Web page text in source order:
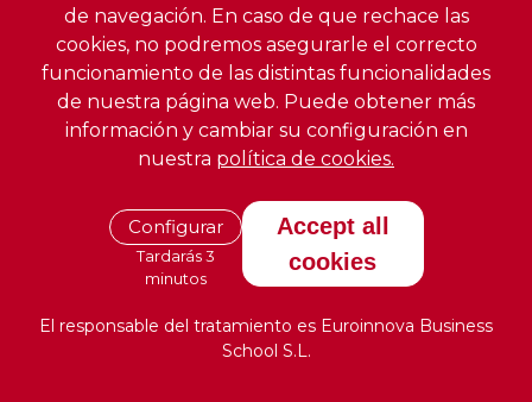
de navegación. En caso de que rechace las
cookies, no podremos asegurarle el correcto
funcionamiento de las distintas funcionalidades
de nuestra página web. Puede obtener más
información y cambiar su configuración en
nuestra política de cookies.
Configurar
Tardarás 3
minutos
Accept all
cookies
El responsable del tratamiento es Euroinnova Business
School S.L.